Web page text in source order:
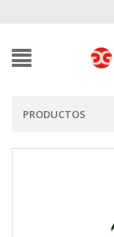
PRODUCTOS